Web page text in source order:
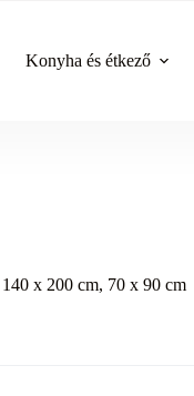
Konyha és étkező
x 200 cm, 70 x 90 cm